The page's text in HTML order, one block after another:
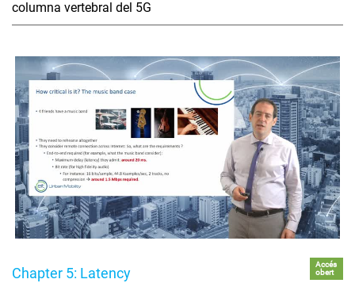
columna vertebral del 5G
Chapter 5: Latency
Accés
obert